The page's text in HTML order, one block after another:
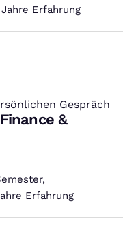
Erfahrung
Gespräch
&
Erfahrung